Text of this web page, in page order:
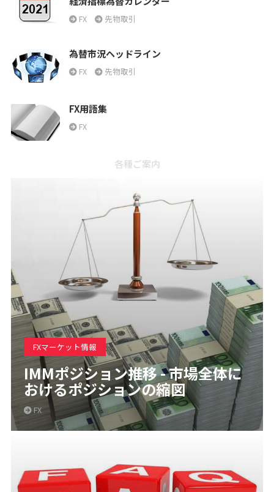
FX 先物取引
為替市況ヘッドライン
FX 先物取引
FX用語集
FX
各種ご案内
FXマーケット情報
IMMポジション推移 - 市場全体に
おけるポジションの縮図
FX